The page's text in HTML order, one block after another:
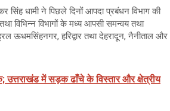
सिंह धामी ने पिछले दिनों आपदा प्रबंधन विभाग की
विभिन्न विभागों के मध्य आपसी समन्वय तथा
ऊधमसिंहनगर, हरिद्वार तथा देहरादून, नैनीताल और
उत्तराखंड में सड़क ढाँचे के विस्तार और क्षेत्रीय